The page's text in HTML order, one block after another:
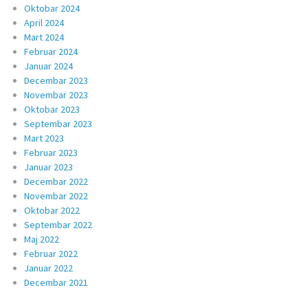
Oktobar 2024
April 2024
Mart 2024
Februar 2024
Januar 2024
Decembar 2023
Novembar 2023
Oktobar 2023
Septembar 2023
Mart 2023
Februar 2023
Januar 2023
Decembar 2022
Novembar 2022
Oktobar 2022
Septembar 2022
Maj 2022
Februar 2022
Januar 2022
Decembar 2021